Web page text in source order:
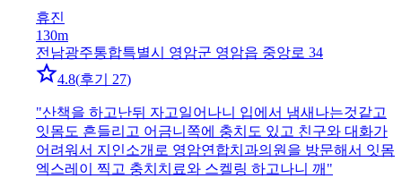
휴진
130m
전남광주통합특별시 영암군 영암읍 중앙로 34
4.8(후기 27)
"산책을 하고난뒤 자고일어나니 입에서 냄새나는것같고
잇몸도 흔들리고 어금니쪽에 충치도 있고 친구와 대화가
어려워서 지인소개로 영암연합치과의원을 방문해서 잇몸
엑스레이 찍고 충치치료와 스켈링 하고나니 깨 "